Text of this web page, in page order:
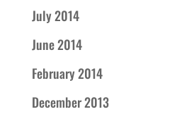
July 2014
June 2014
February 2014
December 2013